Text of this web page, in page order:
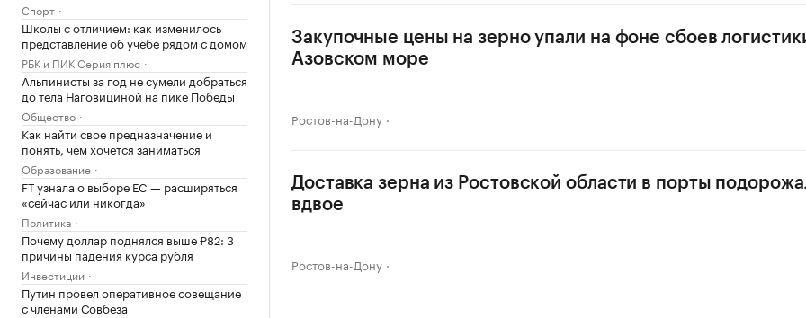
Спорт
Школы с отличием: как изменилось
представление об учебе рядом с домом
РБК и ПИК Серия плюс
Альпинисты за год не сумели добраться
до тела Наговициной на пике Победы
Общество
Как найти свое предназначение и
понять, чем хочется заниматься
Образование
FT узнала о выборе ЕС — расширяться
«сейчас или никогда»
Политика
Почему доллар поднялся выше ₽82: 3
причины падения курса рубля
Инвестиции
Путин провел оперативное совещание
с членами Совбеза
Закупочные цены на зерно упали на фоне сбоев
Азовском море
Ростов-на-Дону
Доставка зерна из Ростовской области в порты
вдвое
Ростов-на-Дону